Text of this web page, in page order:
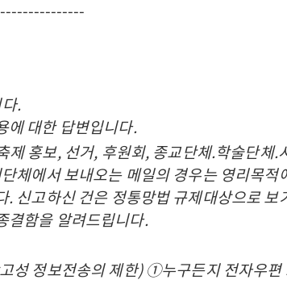
.
에 대한 답변입니다.
제 홍보, 선거, 후원회, 종교단체.학술단체.
체에서 보내오는 메일의 경우는 영리목적
. 신고하신 건은 정통망법 규제대상으로 보
결함을 알려드립니다.
성 정보전송의 제한) ①누구든지 전자우편